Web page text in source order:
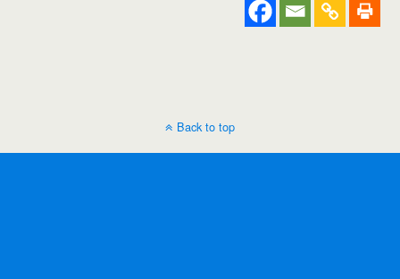
Back to top